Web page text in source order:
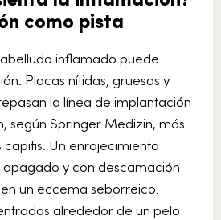
como pista
inflamado puede
Placas nítidas, gruesas y
la línea de implantación
según Springer Medizin, más
capitis. Un enrojecimiento
y con descamación
un eccema seborreico.
alrededor de un pelo